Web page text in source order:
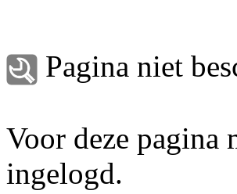
Pagina niet
Voor deze pagina
ingelogd.